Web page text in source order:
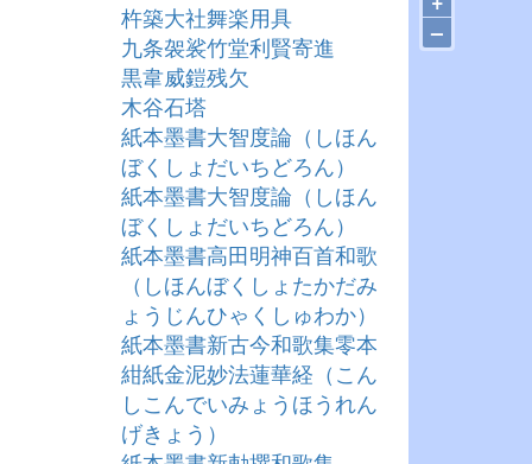
杵築大社舞楽用具
九条袈裟竹堂利賢寄進
黒韋威鎧残欠
木谷石塔
紙本墨書大智度論（しほん
ぼくしょだいちどろん）
紙本墨書大智度論（しほん
ぼくしょだいちどろん）
紙本墨書高田明神百首和歌
（しほんぼくしょたかだみ
ょうじんひゃくしゅわか）
紙本墨書新古今和歌集零本
紺紙金泥妙法蓮華経（こん
しこんでいみょうほうれん
げきょう）
–